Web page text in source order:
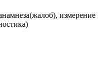
измерение